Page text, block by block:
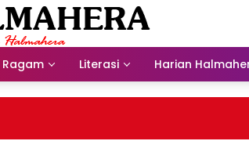
Ragam Literasi Harian